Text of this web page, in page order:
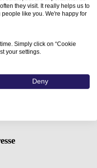
they visit. It really helps us to
like you. We're happy for
Simply click on “Cookie
your settings.
Deny